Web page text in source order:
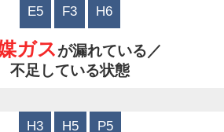
E5 F3 H6
ガスが漏れている／
不足している状態
H3 H5 P5